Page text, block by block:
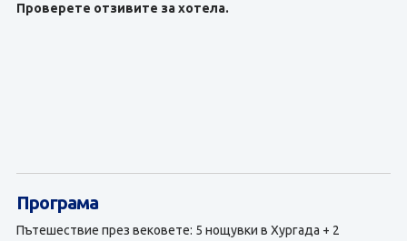
Проверете отзивите за хотела.
Програма
Пътешествие през вековете: 5 нощувки в Хургада + 2